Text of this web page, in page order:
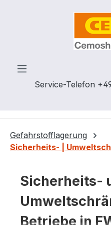
Zum Hauptinhalt springen
Service-Telefon
Gefahrstofflagerung
Sicherheits- |
Sicherheits-
Betriebe in